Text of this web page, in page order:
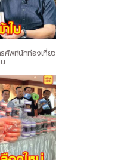
รศัพท์นักท่องเที่ยว